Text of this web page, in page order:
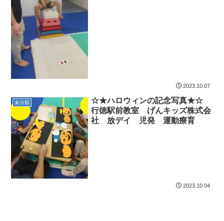
2023.10.07
未分類
☆★ハロウィンの記念写真★☆
行徳駅前教室 げんキッズ株式会
社 放デイ 児発 運動療育
2023.10.04